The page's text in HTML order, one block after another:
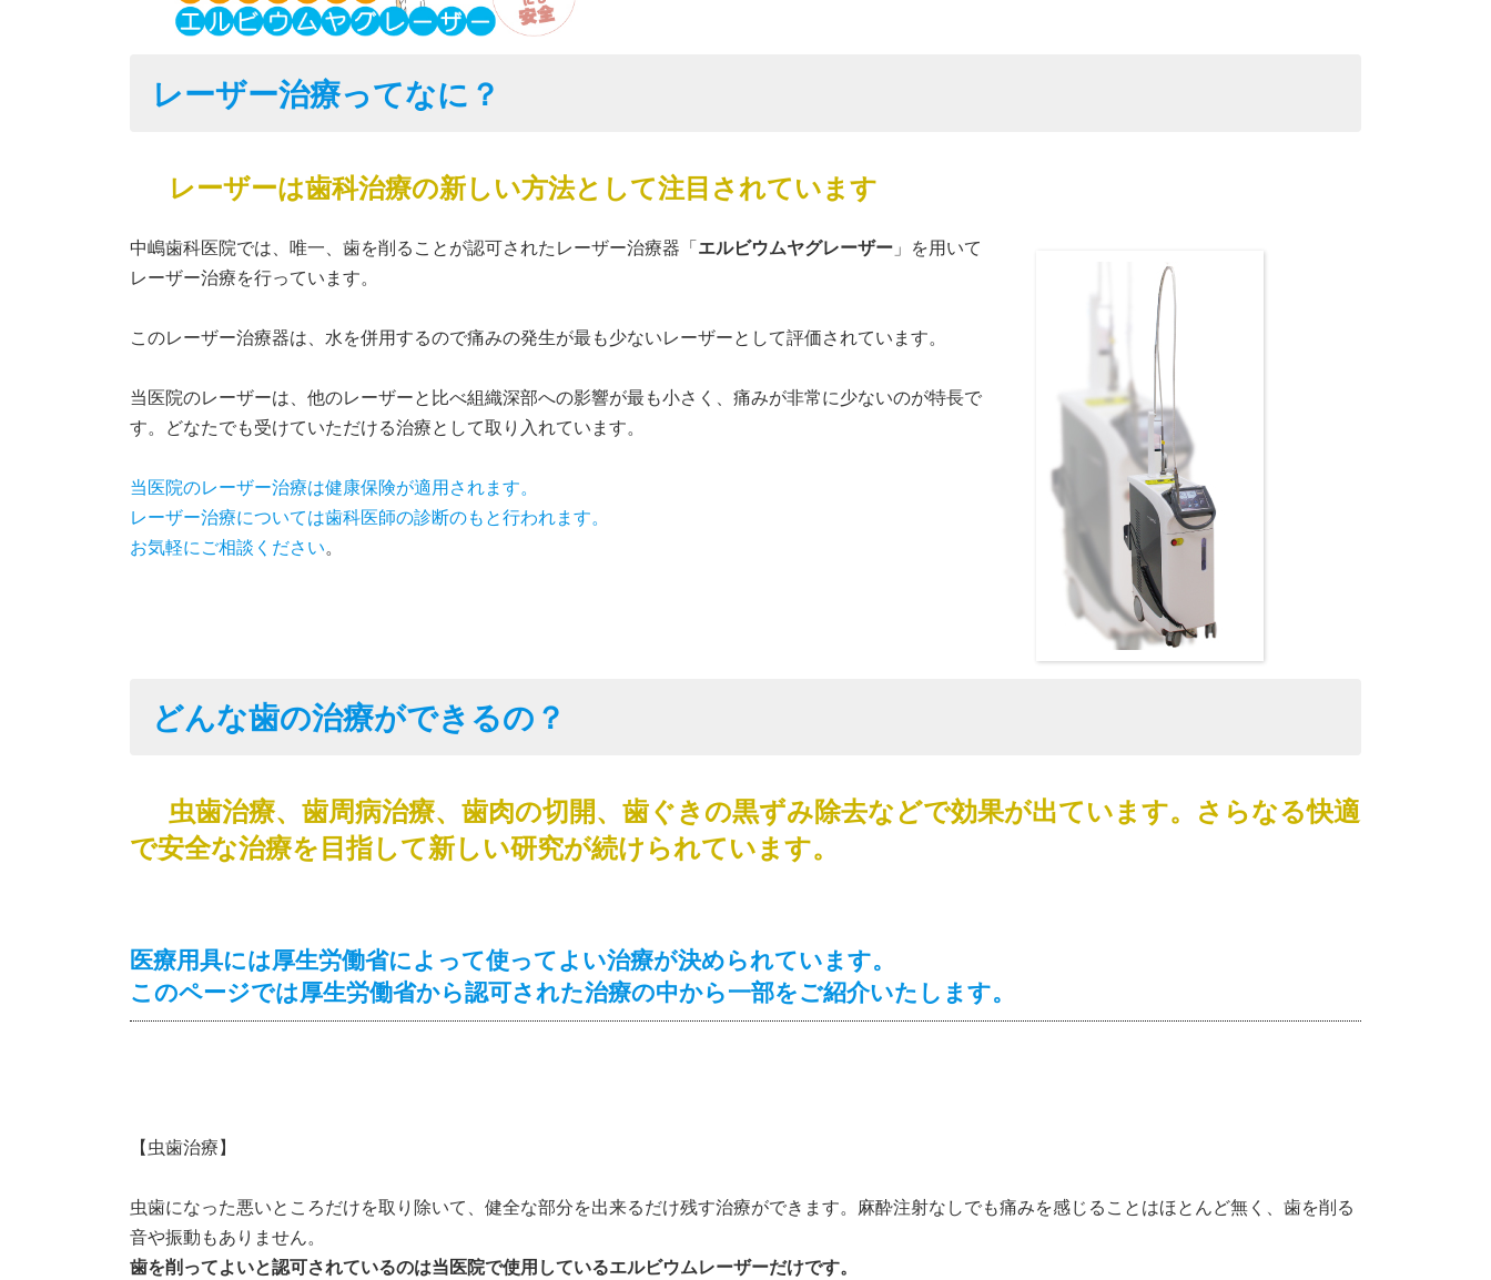
レーザー治療ってなに？
レーザーは歯科治療の新しい方法として注目されています
中嶋歯科医院では、唯一、歯を削ることが認可されたレーザー治療器「 エルビウムヤグレーザー 」を用いて
レーザー治療を行っています。
このレーザー治療器は、水を併用するので痛みの発生が最も少ないレーザーとして評価されています。
当医院のレーザーは、他のレーザーと比べ組織深部への影響が最も小さく、痛みが非常に少ないのが特長で
す。どなたでも受けていただける治療として取り入れています。
当医院のレーザー治療は健康保険が適用されます。
レーザー治療については歯科医師の診断のもと行われます。
お気軽にご相談ください。
どんな歯の治療ができるの？
虫歯治療、歯周病治療、歯肉の切開、歯ぐきの黒ずみ除去などで効果が出ています。さらなる快適
で安全な治療を目指して新しい研究が続けられています。
医療用具には厚生労働省によって使ってよい治療が決められています。
このページでは厚生労働省から認可された治療の中から一部をご紹介いたします。
【虫歯治療】
虫歯になった悪いところだけを取り除いて、健全な部分を出来るだけ残す治療ができます。麻酔注射なしでも痛みを感じることはほとんど無く、歯を削る
音や振動もありません。
歯を削ってよいと認可されているのは当医院で使用しているエルビウムレーザーだけです。